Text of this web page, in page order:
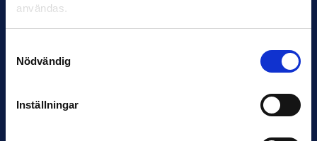
användas.
Nödvändig
Inställningar